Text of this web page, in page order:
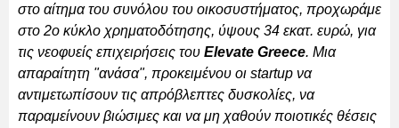
στο αίτημα του συνόλου του οικοσυστήματος, προχωράμε
στο 2ο κύκλο χρηματοδότησης, ύψους 34 εκατ. ευρώ, για
τις νεοφυείς επιχειρήσεις του Elevate Greece. Μια
απαραίτητη "ανάσα", προκειμένου οι startup να
αντιμετωπίσουν τις απρόβλεπτες δυσκολίες, να
παραμείνουν βιώσιμες και να μη χαθούν ποιοτικές θέσεις